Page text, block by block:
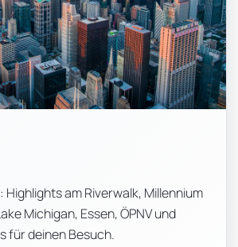
Highlights am Riverwalk, Millennium
Michigan, Essen, ÖPNV und
für deinen Besuch.